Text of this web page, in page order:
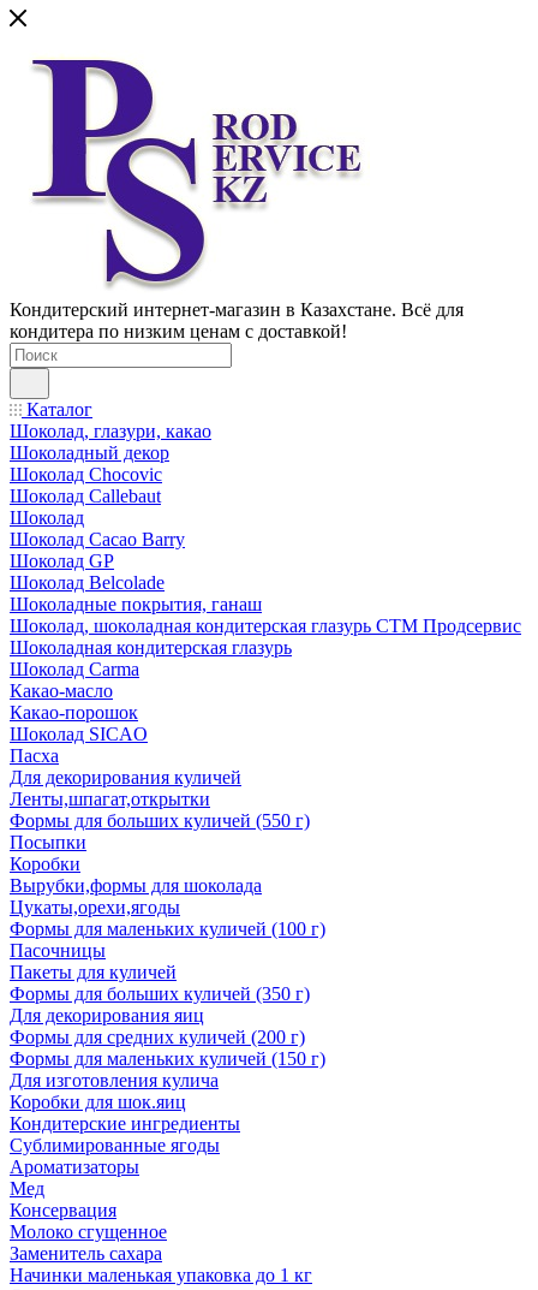
Кондитерский интернет-магазин в Казахстане. Всё для
кондитера по низким ценам с доставкой!
Каталог
Шоколад, глазури, какао
Шоколадный декор
Шоколад Chocovic
Шоколад Callebaut
Шоколад
Шоколад Cacao Barry
Шоколад GP
Шоколад Belcolade
Шоколадные покрытия, ганаш
Шоколад, шоколадная кондитерская глазурь СТМ Продсервис
Шоколадная кондитерская глазурь
Шоколад Carma
Какао-масло
Какао-порошок
Шоколад SICAO
Пасха
Для декорирования куличей
Ленты,шпагат,открытки
Формы для больших куличей (550 г)
Посыпки
Коробки
Вырубки,формы для шоколада
Цукаты,орехи,ягоды
Формы для маленьких куличей (100 г)
Пасочницы
Пакеты для куличей
Формы для больших куличей (350 г)
Для декорирования яиц
Формы для средних куличей (200 г)
Формы для маленьких куличей (150 г)
Для изготовления кулича
Коробки для шок.яиц
Кондитерские ингредиенты
Сублимированные ягоды
Ароматизаторы
Мед
Консервация
Молоко сгущенное
Заменитель сахара
Начинки маленькая упаковка до 1 кг